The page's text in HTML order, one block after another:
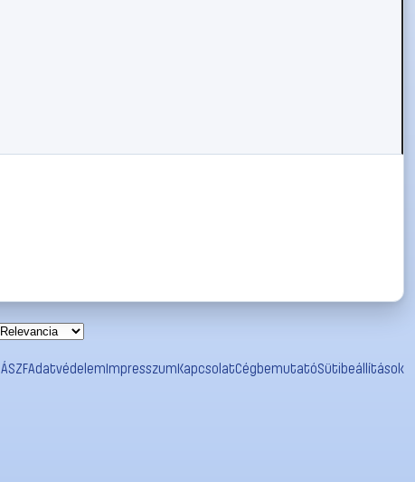
ÁSZFAdatvédelemImpresszumKapcsolatCégbemutatóSütibeállítások